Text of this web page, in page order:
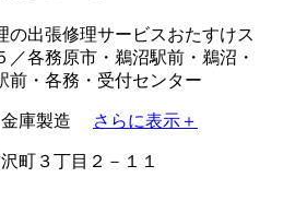
金庫製造 さらに表示＋
町３丁目２－１１